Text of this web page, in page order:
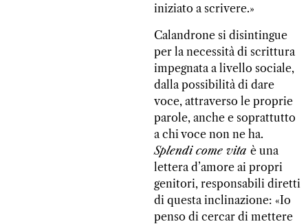
iniziato a scrivere.»
Calandrone si disintingue
per la necessità di scrittura
impegnata a livello sociale,
dalla possibilità di dare
voce, attraverso le proprie
parole, anche e soprattutto
a chi voce non ne ha.
Splendi come vita è una
lettera d’amore ai propri
genitori, responsabili diretti
di questa inclinazione: «Io
penso di cercar di mettere